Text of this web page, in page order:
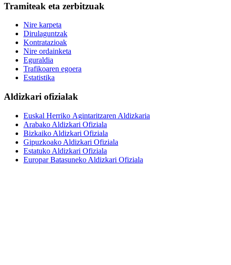
Tramiteak eta zerbitzuak
Nire karpeta
Dirulaguntzak
Kontratazioak
Nire ordainketa
Eguraldia
Trafikoaren egoera
Estatistika
Aldizkari ofizialak
Euskal Herriko Agintaritzaren Aldizkaria
Arabako Aldizkari Ofiziala
Bizkaiko Aldizkari Ofiziala
Gipuzkoako Aldizkari Ofiziala
Estatuko Aldizkari Ofiziala
Europar Batasuneko Aldizkari Ofiziala